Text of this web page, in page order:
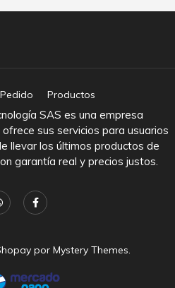
Pedido Productos
SAS es una empresa
sus servicios para usuarios
llevar los últimos productos de
garantía real y precios justos.
por Mystery Themes.